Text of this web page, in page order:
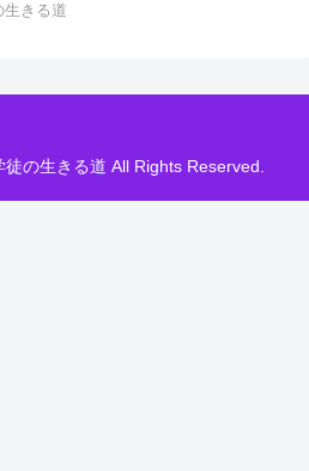
生きる道
の生きる道 All Rights Reserved.